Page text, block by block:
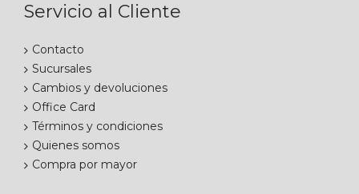
Servicio al Cliente
Contacto
Sucursales
Cambios y devoluciones
Office Card
Términos y condiciones
Quienes somos
Compra por mayor